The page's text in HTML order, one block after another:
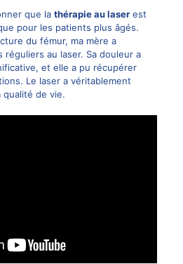
que la thérapie au laserest
pour les patients plus âgés.
du fémur, ma mère a
au laser. Sa douleur a
et elle a pu récupérer
Le laser a véritablement
qualité de vie.